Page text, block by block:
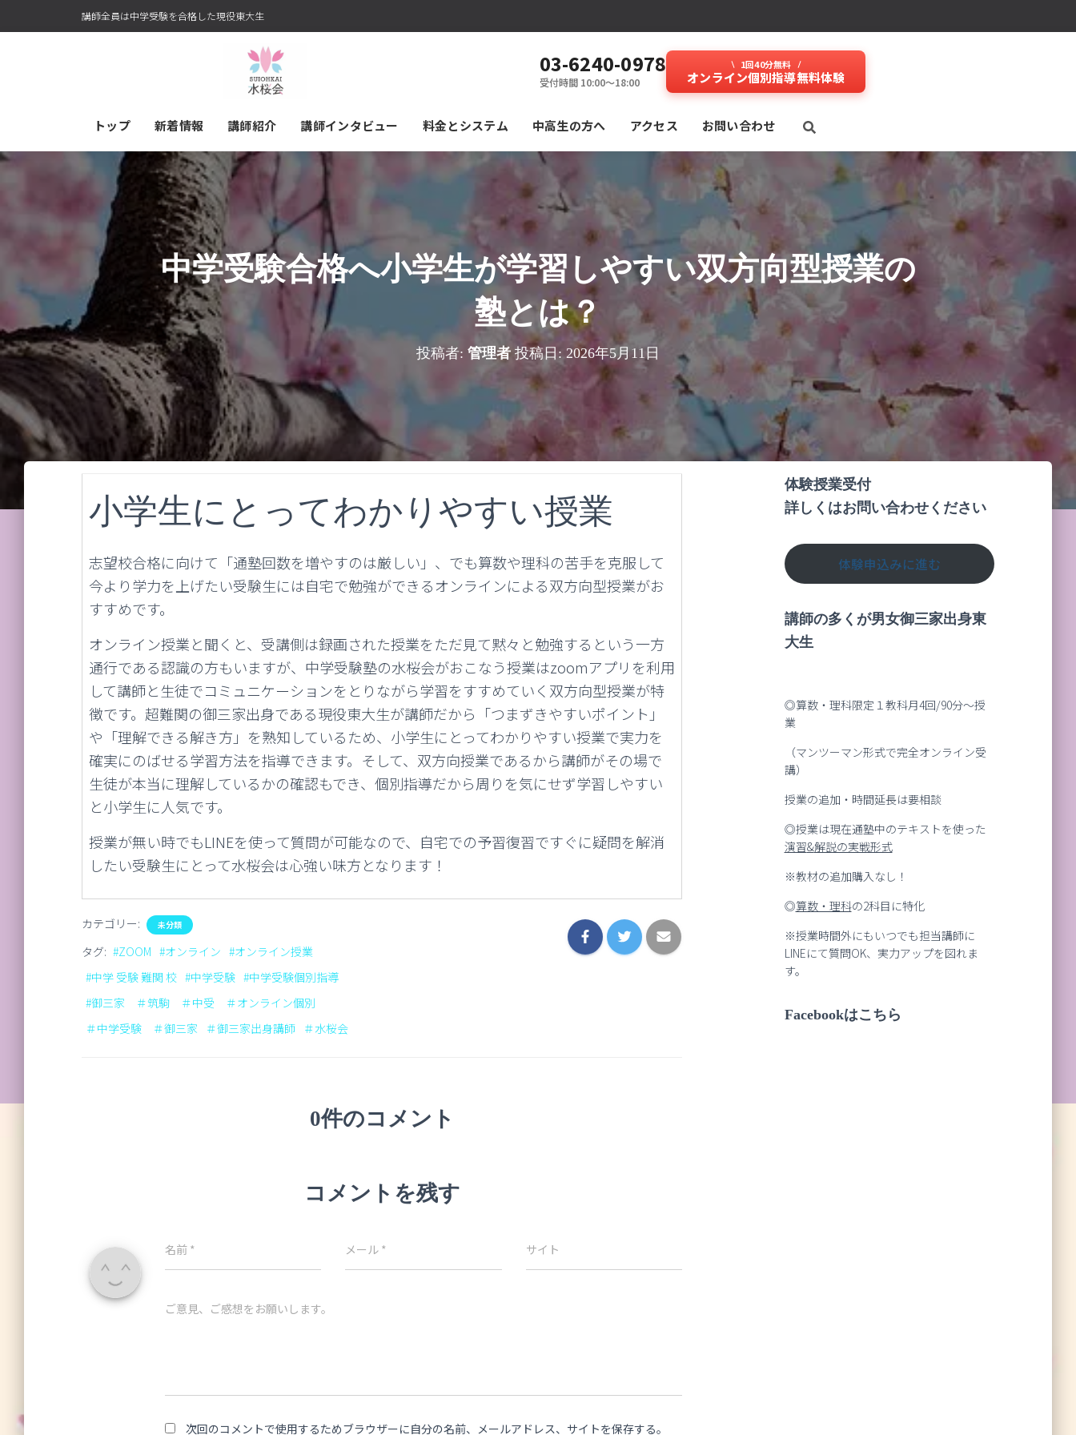
講師全員は中学受験を合格した現役東大生
03-6240-0978
受付時間 10:00～18:00
1回40分無料
オンライン個別指導無料体験
トップ 新着情報 講師紹介 講師インタビュー 料⾦とシステム 中高生の方へ アクセス お問い合わせ
中学受験合格へ小学生が学習しやすい双方向型授業の
塾とは？
投稿者: 管理者 投稿日:2026年5月11日
小学生にとってわかりやすい授業
志望校合格に向けて「通塾回数を増やすのは厳しい」、でも算数や理科の苦手を克服して
今より学力を上げたい受験生には自宅で勉強ができるオンラインによる双方向型授業がお
すすめです。
オンライン授業と聞くと、受講側は録画された授業をただ見て黙々と勉強するという一方
通行である認識の方もいますが、中学受験塾の水桜会がおこなう授業はzoomアプリを利用
して講師と生徒でコミュニケーションをとりながら学習をすすめていく双方向型授業が特
徴です。超難関の御三家出身である現役東大生が講師だから「つまずきやすいポイント」
や「理解できる解き方」を熟知しているため、小学生にとってわかりやすい授業で実力を
確実にのばせる学習方法を指導できます。そして、双方向授業であるから講師がその場で
生徒が本当に理解しているかの確認もでき、個別指導だから周りを気にせず学習しやすい
と小学生に人気です。
授業が無い時でもLINEを使って質問が可能なので、自宅での予習復習ですぐに疑問を解消
したい受験生にとって水桜会は心強い味方となります！
カテゴリー: 未分類
タグ: #ZOOM #オンライン #オンライン授業
#中学 受験 難関 校 #中学受験 #中学受験個別指導
#御三家 ＃筑駒 ＃中受 ＃オンライン個別
＃中学受験 ＃御三家
＃御三家出身講師 ＃水桜会
0件のコメント
コメントを残す
名前 * メール * サイト
ご意見、ご感想をお願いします。
次回のコメントで使用するためブラウザーに自分の名前、メールアドレス、サイトを保存する。
体験授業受付
詳しくはお問い合わせください
体験申込みに進む
講師の多くが男女御三家出身東
大生
◎算数・理科限定１教科月4回/90分～授
業
（マンツーマン形式で完全オンライン受
講）
授業の追加・時間延長は要相談
◎授業は現在通塾中のテキストを使った
演習&解説の実戦形式
※教材の追加購入なし！
◎算数・理科の2科目に特化
※授業時間外にもいつでも担当講師に
LINEにて質問OK、実力アップを図れま
す。
Facebookはこちら